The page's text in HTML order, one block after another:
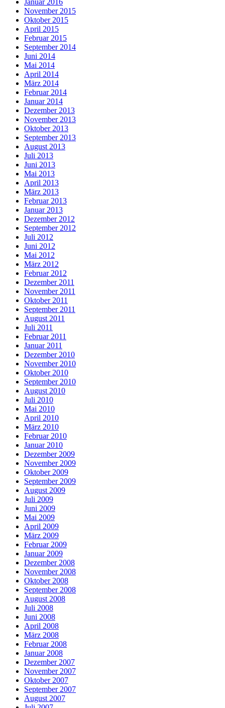
Januar 2016
November 2015
Oktober 2015
April 2015
Februar 2015
September 2014
Juni 2014
Mai 2014
April 2014
März 2014
Februar 2014
Januar 2014
Dezember 2013
November 2013
Oktober 2013
September 2013
August 2013
Juli 2013
Juni 2013
Mai 2013
April 2013
März 2013
Februar 2013
Januar 2013
Dezember 2012
September 2012
Juli 2012
Juni 2012
Mai 2012
März 2012
Februar 2012
Dezember 2011
November 2011
Oktober 2011
September 2011
August 2011
Juli 2011
Februar 2011
Januar 2011
Dezember 2010
November 2010
Oktober 2010
September 2010
August 2010
Juli 2010
Mai 2010
April 2010
März 2010
Februar 2010
Januar 2010
Dezember 2009
November 2009
Oktober 2009
September 2009
August 2009
Juli 2009
Juni 2009
Mai 2009
April 2009
März 2009
Februar 2009
Januar 2009
Dezember 2008
November 2008
Oktober 2008
September 2008
August 2008
Juli 2008
Juni 2008
April 2008
März 2008
Februar 2008
Januar 2008
Dezember 2007
November 2007
Oktober 2007
September 2007
August 2007